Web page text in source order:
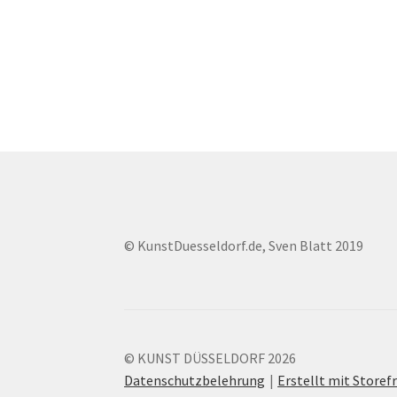
© KunstDuesseldorf.de, Sven Blatt 2019
© KUNST DÜSSELDORF 2026
Datenschutzbelehrung
Erstellt mit